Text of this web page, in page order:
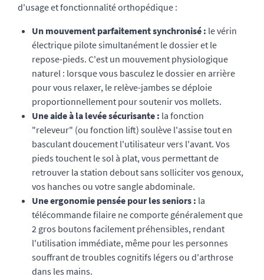
d'usage et fonctionnalité orthopédique :
Un mouvement parfaitement synchronisé : le vérin
électrique pilote simultanément le dossier et le
repose-pieds. C'est un mouvement physiologique
naturel : lorsque vous basculez le dossier en arrière
pour vous relaxer, le relève-jambes se déploie
proportionnellement pour soutenir vos mollets.
Une aide à la levée sécurisante : la fonction
"releveur" (ou fonction lift) soulève l'assise tout en
basculant doucement l'utilisateur vers l'avant. Vos
pieds touchent le sol à plat, vous permettant de
retrouver la station debout sans solliciter vos genoux,
vos hanches ou votre sangle abdominale.
Une ergonomie pensée pour les seniors : la
télécommande filaire ne comporte généralement que
2 gros boutons facilement préhensibles, rendant
l'utilisation immédiate, même pour les personnes
souffrant de troubles cognitifs légers ou d'arthrose
dans les mains.